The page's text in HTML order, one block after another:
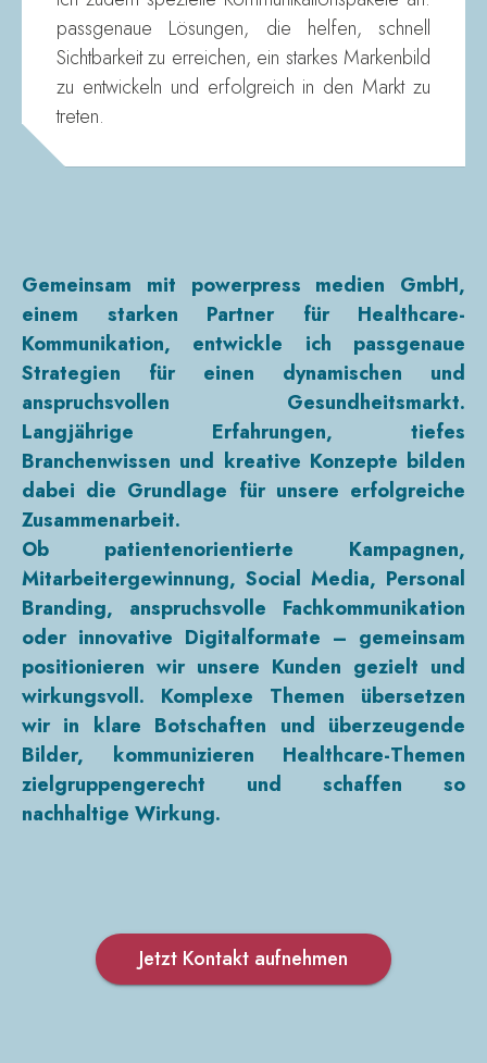
passgenaue Lösungen, die helfen, schnell
Sichtbarkeit zu erreichen, ein starkes Markenbild
zu entwickeln und erfolgreich in den Markt zu
treten.
Gemeinsam mit powerpress medien GmbH,
einem starken Partner für Healthcare-
Kommunikation, entwickle ich passgenaue
Strategien für einen dynamischen und
anspruchsvollen Gesundheitsmarkt.
Langjährige Erfahrungen, tiefes
Branchenwissen und kreative Konzepte bilden
dabei die Grundlage für unsere erfolgreiche
Zusammenarbeit.
Ob patientenorientierte Kampagnen,
Mitarbeitergewinnung, Social Media, Personal
Branding, anspruchsvolle Fachkommunikation
oder innovative Digitalformate – gemeinsam
positionieren wir unsere Kunden gezielt und
wirkungsvoll. Komplexe Themen übersetzen
wir in klare Botschaften und überzeugende
Bilder, kommunizieren Healthcare-Themen
zielgruppengerecht und schaffen so
nachhaltige Wirkung.
Jetzt Kontakt aufnehmen